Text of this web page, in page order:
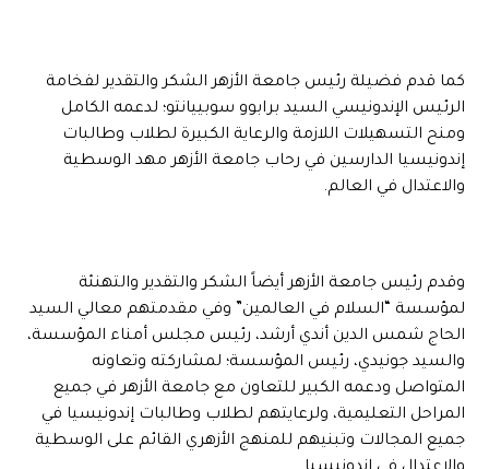
كما قدم فضيلة رئيس جامعة الأزهر الشكر والتقدير لفخامة
الرئيس الإندونيسي السيد برابوو سوبييانتو؛ لدعمه الكامل
ومنح التسهيلات اللازمة والرعاية الكبيرة لطلاب وطالبات
إندونيسيا الدارسين في رحاب جامعة الأزهر مهد الوسطية
والاعتدال في العالم.
وقدم رئيس جامعة الأزهر أيضاً الشكر والتقدير والتهنئة
لمؤسسة “السلام في العالمين” وفي مقدمتهم معالي السيد
الحاج شمس الدين أندي أرشد، رئيس مجلس أمناء المؤسسة،
والسيد جونيدي، رئيس المؤسسة؛ لمشاركته وتعاونه
المتواصل ودعمه الكبير للتعاون مع جامعة الأزهر في جميع
المراحل التعليمية، ولرعايتهم لطلاب وطالبات إندونيسيا في
جميع المجالات وتبنيهم للمنهج الأزهري القائم على الوسطية